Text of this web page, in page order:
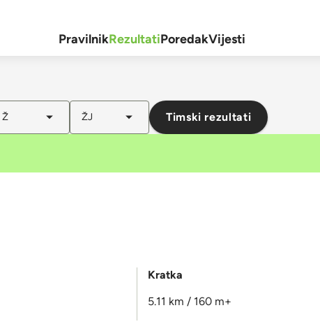
PravilnikRezultatiPoredakVijesti
Ž ŽJ Timski rezultati
Kratka
5.11 km / 160 m+